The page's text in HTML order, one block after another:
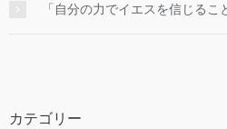
「自分の力でイエスを信じるこ
カテゴリー